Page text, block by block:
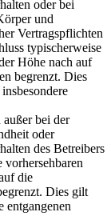
oder bei
und
Vertragspflichten
typischerweise
Höhe nach auf
begrenzt. Dies
bei der
oder
des Betreibers
vorhersehbaren
die
Dies gilt
entgangenen